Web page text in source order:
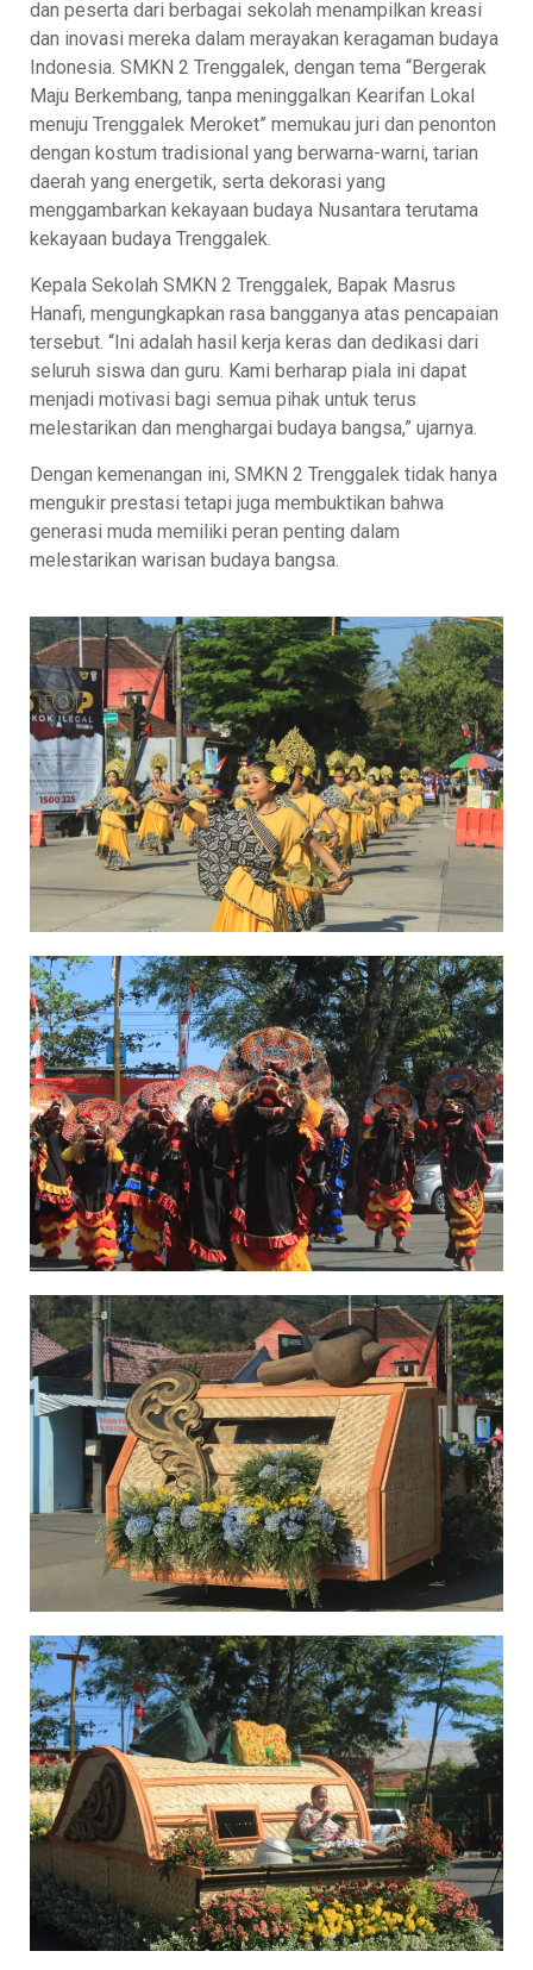
dan peserta dari berbagai sekolah menampilkan kreasi
dan inovasi mereka dalam merayakan keragaman budaya
Indonesia. SMKN 2 Trenggalek, dengan tema “Bergerak
Maju Berkembang, tanpa meninggalkan Kearifan Lokal
menuju Trenggalek Meroket” memukau juri dan penonton
dengan kostum tradisional yang berwarna-warni, tarian
daerah yang energetik, serta dekorasi yang
menggambarkan kekayaan budaya Nusantara terutama
kekayaan budaya Trenggalek.
Kepala Sekolah SMKN 2 Trenggalek, Bapak Masrus
Hanafi, mengungkapkan rasa bangganya atas pencapaian
tersebut. “Ini adalah hasil kerja keras dan dedikasi dari
seluruh siswa dan guru. Kami berharap piala ini dapat
menjadi motivasi bagi semua pihak untuk terus
melestarikan dan menghargai budaya bangsa,” ujarnya.
Dengan kemenangan ini, SMKN 2 Trenggalek tidak hanya
mengukir prestasi tetapi juga membuktikan bahwa
generasi muda memiliki peran penting dalam
melestarikan warisan budaya bangsa.